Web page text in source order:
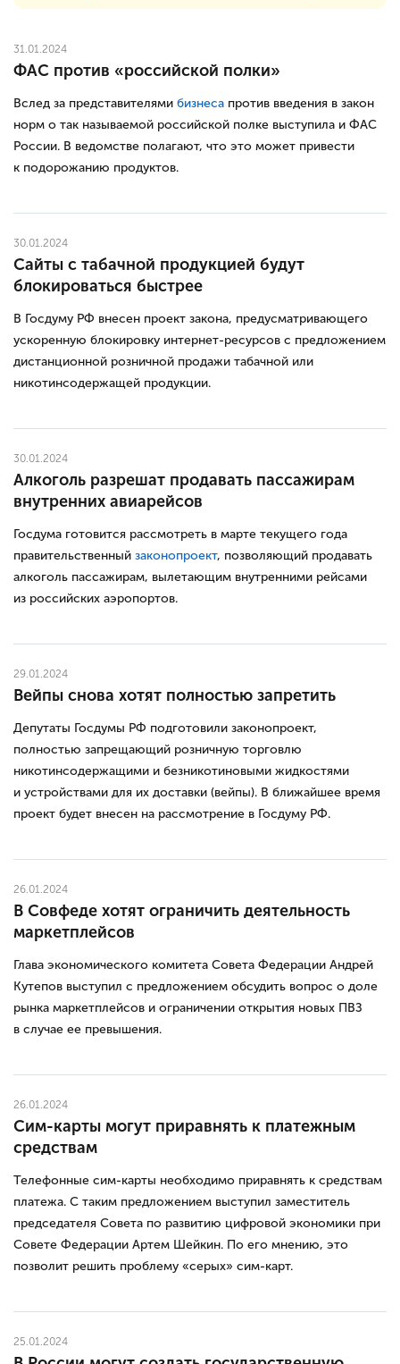
31.01.2024
ФАС против «российской полки»
Вслед за представителями бизнеса против введения в закон
норм о так называемой российской полке выступила и ФАС
России. В ведомстве полагают, что это может привести
к подорожанию продуктов.
30.01.2024
Сайты с табачной продукцией будут
блокироваться быстрее
В Госдуму РФ внесен проект закона, предусматривающего
ускоренную блокировку интернет-ресурсов с предложением
дистанционной розничной продажи табачной или
никотинсодержащей продукции.
30.01.2024
Алкоголь разрешат продавать пассажирам
внутренних авиарейсов
Госдума готовится рассмотреть в марте текущего года
правительственный законопроект, позволяющий продавать
алкоголь пассажирам, вылетающим внутренними рейсами
из российских аэропортов.
29.01.2024
Вейпы снова хотят полностью запретить
Депутаты Госдумы РФ подготовили законопроект,
полностью запрещающий розничную торговлю
никотинсодержащими и безникотиновыми жидкостями
и устройствами для их доставки (вейпы). В ближайшее время
проект будет внесен на рассмотрение в Госдуму РФ.
26.01.2024
В Совфеде хотят ограничить деятельность
маркетплейсов
Глава экономического комитета Совета Федерации Андрей
Кутепов выступил с предложением обсудить вопрос о доле
рынка маркетплейсов и ограничении открытия новых ПВЗ
в случае ее превышения.
26.01.2024
Сим-карты могут приравнять к платежным
средствам
Телефонные сим-карты необходимо приравнять к средствам
платежа. С таким предложением выступил заместитель
председателя Совета по развитию цифровой экономики при
Совете Федерации Артем Шейкин. По его мнению, это
позволит решить проблему «серых» сим-карт.
25.01.2024